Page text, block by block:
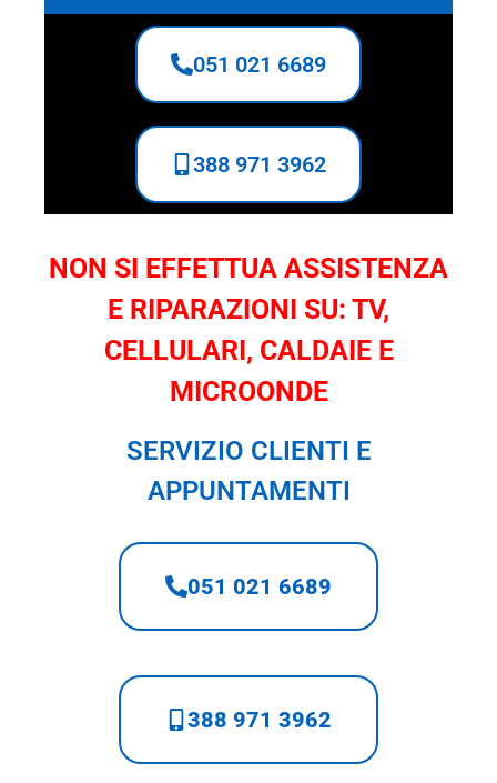
051 021 6689
388 971 3962
NON SI EFFETTUA ASSISTENZA
E RIPARAZIONI SU: TV,
CELLULARI, CALDAIE E
MICROONDE
SERVIZIO CLIENTI E
APPUNTAMENTI
051 021 6689
388 971 3962